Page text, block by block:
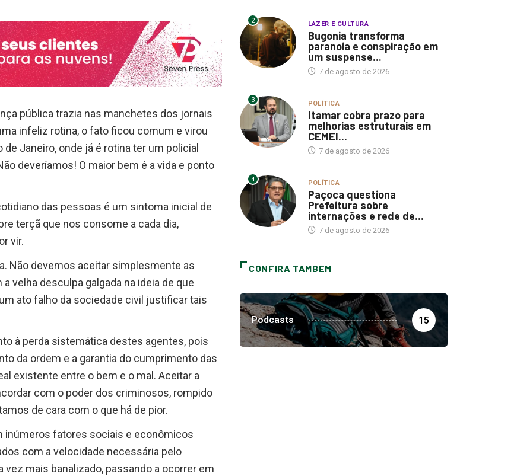
pública trazia nas manchetes dos jornais
infeliz rotina, o fato ficou comum e virou
Janeiro, onde já é rotina ter um policial
deveríamos! O maior bem é a vida e ponto
das pessoas é um sintoma inicial de
terçã que nos consome a cada dia,
vir.
Não devemos aceitar simplesmente as
velha desculpa galgada na ideia de que
ato falho da sociedade civil justificar tais
à perda sistemática destes agentes, pois
da ordem e a garantia do cumprimento das
existente entre o bem e o mal. Aceitar a
com o poder dos criminosos, rompido
de cara com o que há de pior.
inúmeros fatores sociais e econômicos
com a velocidade necessária pelo
mais banalizado, passando a ocorrer em
2 LAZER E CULTURA
Bugonia transforma
paranoia e conspiração em
um suspense...
7 de agosto de 2026
3 POLÍTICA
Itamar cobra prazo para
melhorias estruturais em
CEMEI...
7 de agosto de 2026
4 POLÍTICA
Paçoca questiona
Prefeitura sobre
internações e rede de...
7 de agosto de 2026
CONFIRA TAMBEM
Podcasts 15